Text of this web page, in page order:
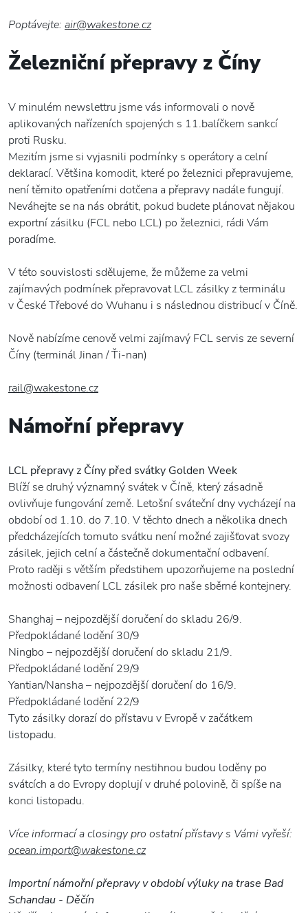
Poptávejte: air@wakestone.cz
Železniční přepravy z Číny
V minulém newslettru jsme vás informovali o nově
aplikovaných nařízeních spojených s 11.balíčkem sankcí
proti Rusku.
Mezitím jsme si vyjasnili podmínky s operátory a celní
deklarací. Většina komodit, které po železnici přepravujeme,
není těmito opatřeními dotčena a přepravy nadále fungují.
Neváhejte se na nás obrátit, pokud budete plánovat nějakou
exportní zásilku (FCL nebo LCL) po železnici, rádi Vám
poradíme.
V této souvislosti sdělujeme, že můžeme za velmi
zajímavých podmínek přepravovat LCL zásilky z terminálu
v České Třebové do Wuhanu i s následnou distribucí v Číně.
Nově nabízíme cenově velmi zajímavý FCL servis ze severní
Číny (terminál Jinan / Ťi-nan)
rail@wakestone.cz
Námořní přepravy
LCL přepravy z Číny před svátky Golden Week
Blíží se druhý významný svátek v Číně, který zásadně
ovlivňuje fungování země. Letošní sváteční dny vycházejí na
období od 1.10. do 7.10. V těchto dnech a několika dnech
předcházejících tomuto svátku není možné zajišťovat svozy
zásilek, jejich celní a částečně dokumentační odbavení.
Proto raději s větším předstihem upozorňujeme na poslední
možnosti odbavení LCL zásilek pro naše sběrné kontejnery.
Shanghaj – nejpozdější doručení do skladu 26/9.
Předpokládané lodění 30/9
Ningbo – nejpozdější doručení do skladu 21/9.
Předpokládané lodění 29/9
Yantian/Nansha – nejpozdější doručení do 16/9.
Předpokládané lodění 22/9
Tyto zásilky dorazí do přístavu v Evropě v začátkem
listopadu.
Zásilky, které tyto termíny nestihnou budou loděny po
svátcích a do Evropy doplují v druhé polovině, či spíše na
konci listopadu.
Více informací a closingy pro ostatní přístavy s Vámi vyřeší:
ocean.import@wakestone.cz
Importní námořní přepravy v období výluky na trase Bad
Schandau - Děčín